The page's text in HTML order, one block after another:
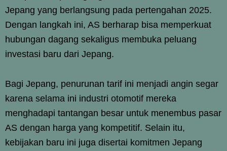
Jepang yang berlangsung pada pertengahan 2025.
Dengan langkah ini, AS berharap bisa memperkuat
hubungan dagang sekaligus membuka peluang
investasi baru dari Jepang.
Bagi Jepang, penurunan tarif ini menjadi angin segar
karena selama ini industri otomotif mereka
menghadapi tantangan besar untuk menembus pasar
AS dengan harga yang kompetitif. Selain itu,
kebijakan baru ini juga disertai komitmen Jepang